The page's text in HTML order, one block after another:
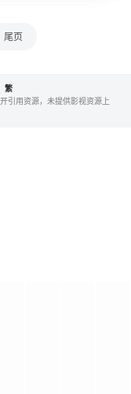
尾页
繁
引用资源，未提供影视资源上